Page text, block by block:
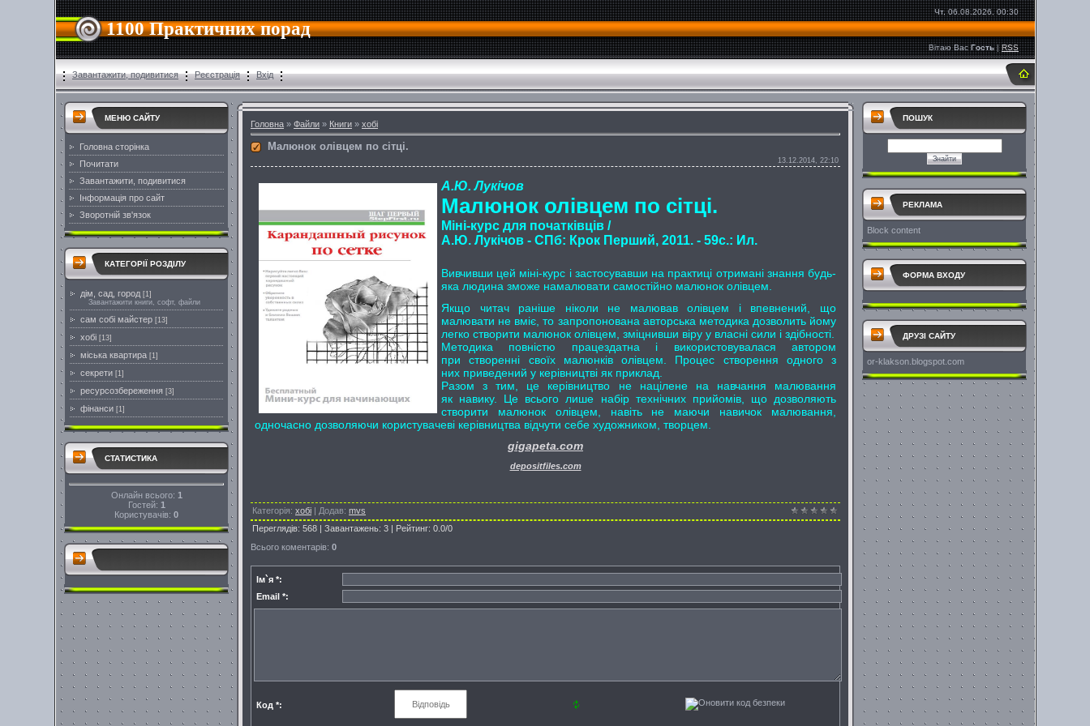
1100 Практичних порад
Чт, 06.08.2026, 00:30
Вітаю Вас Гость|RSS
Завантажити, подивитися Реєстрація Вхід
МЕНЮ САЙТУ
Головна сторінка
Почитати
Завантажити, подивитися
Інформація про сайт
Зворотній зв'язок
КАТЕГОРІЇ РОЗДІЛУ
дім, сад, город [1]
Завантажити книги, софт, файли
сам собі майстер [13]
хобі [13]
міська квартира [1]
секрети [1]
ресурсозбереження [3]
фінанси [1]
СТАТИСТИКА
Онлайн всього: 1
Гостей: 1
Користувачів: 0
Головна » Файли » Книги » хобі
Малюнок олівцем по сітці.
13.12.2014, 22:10
А.Ю. Лукічов
Малюнок олівцем по сітці.
Міні-курс для початківців /
А.Ю. Лукічов - СПб: Крок Перший, 2011. - 59с.: Ил.
Вивчивши цей міні-курс і застосувавши на практиці отримані знання будь-
яка людина зможе намалювати самостійно малюнок олівцем.
Якщо читач раніше ніколи не малював олівцем і впевнений, що
малювати не вміє, то запропонована авторська методика дозволить йому
легко створити малюнок олівцем, зміцнивши віру у власні сили і здібності.
Методика повністю працездатна і використовувалася автором
при створенні своїх малюнків олівцем. Процес створення одного з
них приведений у керівництві як приклад.
Разом з тим, це керівництво не націлене на навчання малювання
як навику. Це всього лише набір технічних прийомів, що дозволяють
створити малюнок олівцем, навіть не маючи навичок малювання,
одночасно дозволяючи користувачеві керівництва відчути себе художником, творцем.
gigapeta.com
depositfiles.com
Категорія: хобі | Додав: mvs
Переглядів: 568 | Завантажень: 3 | Рейтинг: 0.0/0
Всього коментарів: 0
Ім`я *:
Email *:
Код *:
ПОШУК
РЕКЛАМА
Block content
ФОРМА ВХОДУ
ДРУЗІ САЙТУ
or-klakson.blogspot.com